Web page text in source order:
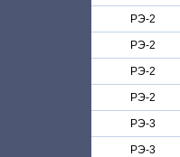
РЭ-2
РЭ-2
РЭ-2
РЭ-2
РЭ-3
РЭ-3